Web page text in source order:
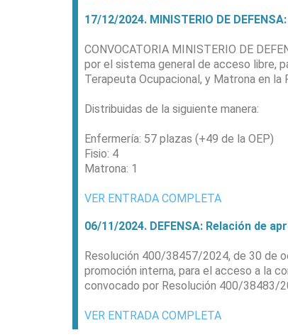
17/12/2024. MINISTERIO DE
CONVOCATORIA MINISTERIO DE
por el sistema general de acceso libre,
Terapeuta Ocupacional, y Matrona en la
Distribuidas de la siguiente manera:
Enfermería: 57 plazas (+49 de la OEP)
Fisio: 4
Matrona: 1
VER ENTRADA COMPLETA
06/11/2024. DEFENSA: Relación de
Resolución 400/38457/2024, de 30 de
promoción interna, para el acceso a la
convocado por Resolución 400/38483/
VER ENTRADA COMPLETA